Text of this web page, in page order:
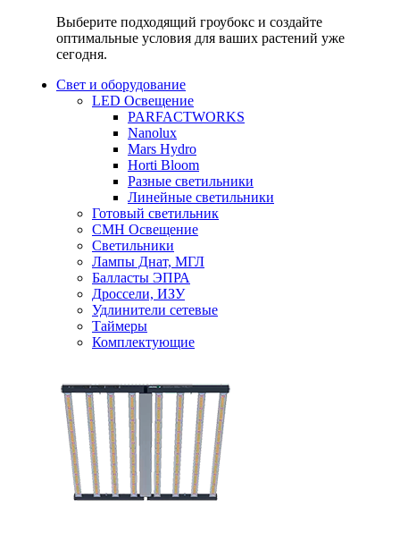
Выберите подходящий гроубокс и создайте
оптимальные условия для ваших растений уже
сегодня.
Свет и оборудование
LED Освещение
PARFACTWORKS
Nanolux
Mars Hydro
Horti Bloom
Разные светильники
Линейные светильники
Готовый светильник
CMH Освещение
Светильники
Лампы Днат, МГЛ
Балласты ЭПРА
Дроссели, ИЗУ
Удлинители сетевые
Таймеры
Комплектующие